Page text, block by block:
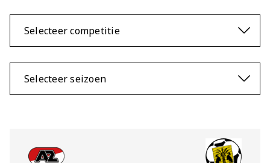
Selecteer competitie
Selecteer seizoen
Uit Team: